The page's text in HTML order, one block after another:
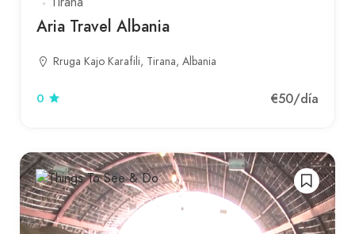
Aria Travel Albania
Rruga Kajo Karafili, Tirana, Albania
0 €50/día